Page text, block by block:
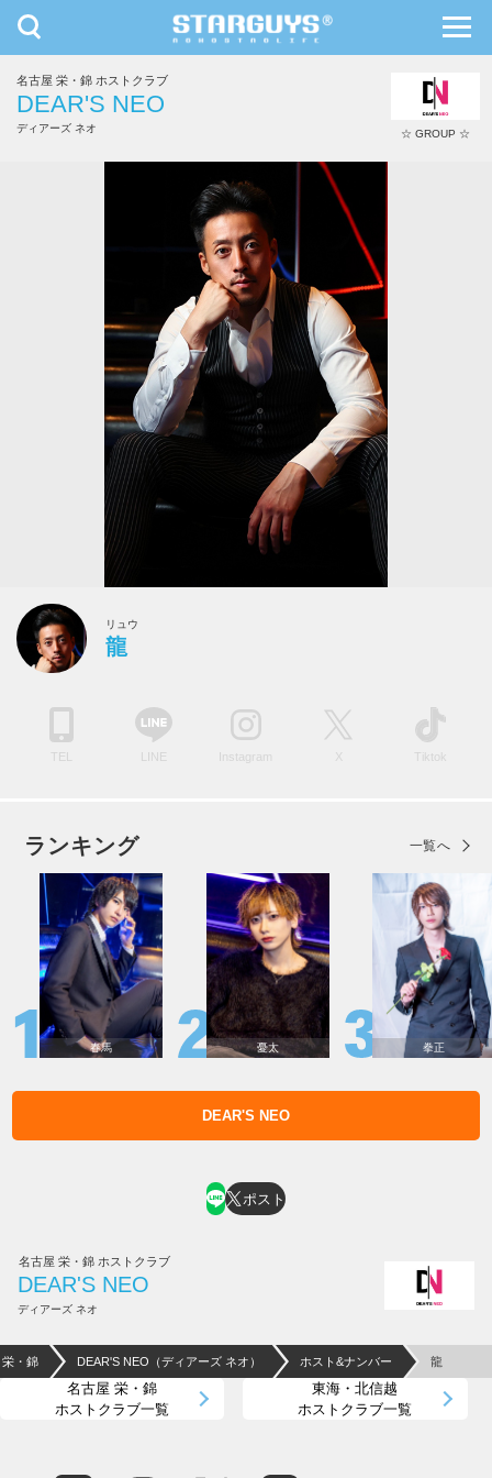
九州・沖縄 北海道・東北
toggle
navigation
名古屋 栄・錦 ホストクラブ
DEAR'S NEO
ディアーズ ネオ ☆ GROUP ☆
龍
リュウ
龍
Instagram X Tiktok
ランキング 一覧へ
春馬 憂太 拳正
DEAR'S NEO
ポスト
名古屋 栄・錦 ホストクラブ
DEAR'S NEO
ディアーズ ネオ
・錦 DEAR'S NEO（ディアーズ ネオ） ホスト&ナンバー 龍
名古屋 栄・錦
ホストクラブ一覧
東海・北信越
ホストクラブ一覧